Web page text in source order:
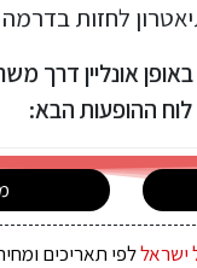
לחזות
אונליין דרך
לוח ההופעות הבא:
ישראללפי תאריכים